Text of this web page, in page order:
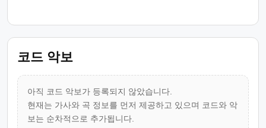
코드 악보
아직 코드 악보가 등록되지 않았습니다.
현재는 가사와 곡 정보를 먼저 제공하고 있으며 코드와 악
보는 순차적으로 추가됩니다.